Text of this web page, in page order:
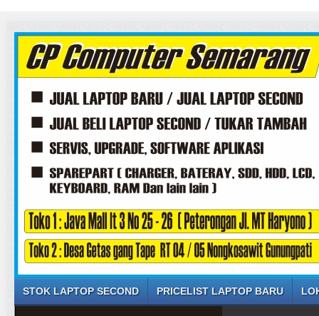
STOK LAPTOP SECOND PRICELIST LAPTOP BARU